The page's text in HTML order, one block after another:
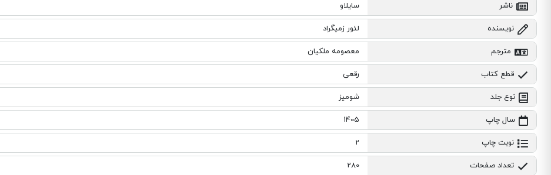
ناشر سایلاو
نویسنده لئور زمیگراد
مترجم معصومه ملکیان
قطع کتاب رقعی
نوع جلد شومیز
سال چاپ 1405
نوبت چاپ 2
تعداد صفحات 280